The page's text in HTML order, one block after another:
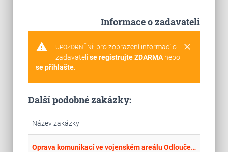
Informace o zadavateli
warning clear
UPOZORNĚNÍ: pro zobrazení informací o
zadavateli se registrujte ZDARMAnebo
se přihlašte.
Další podobné zakázky:
Název zakázky
Oprava komunikací ve vojenském areálu Odloučený sklad Loukov